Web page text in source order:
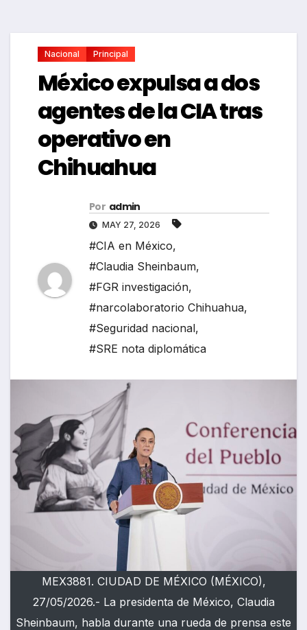
Nacional Principal
México expulsa a dos
agentes de la CIA tras
operativo en
Chihuahua
Por admin
MAY 27, 2026
#CIA en México,
#Claudia Sheinbaum,
#FGR investigación,
#narcolaboratorio Chihuahua,
#Seguridad nacional,
#SRE nota diplomática
MEX3881. CIUDAD DE MÉXICO (MÉXICO),
27/05/2026.- La presidenta de México, Claudia
Sheinbaum, habla durante una rueda de prensa este